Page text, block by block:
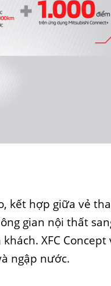
kết hợp giữa vẻ
gian nội thất
XFC Concept
ngập nước.